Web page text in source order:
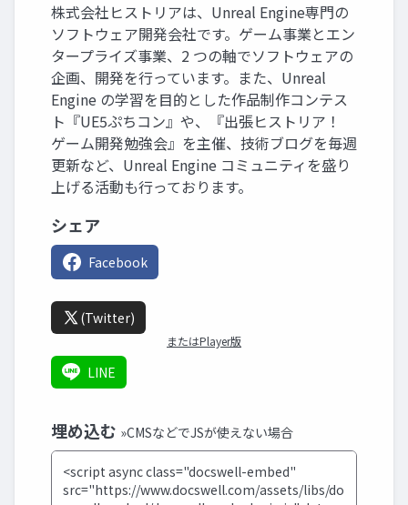
株式会社ヒストリアは、Unreal Engine専門の
ソフトウェア開発会社です。ゲーム事業とエン
タープライズ事業、2 つの軸でソフトウェアの
企画、開発を行っています。また、Unreal
Engine の学習を目的とした作品制作コンテス
ト『UE5ぷちコン』や、『出張ヒストリア！
ゲーム開発勉強会』を主催、技術ブログを毎週
更新など、Unreal Engine コミュニティを盛り
上げる活動も行っております。
シェア
Facebook
(Twitter)
またはPlayer版
LINE
埋め込む »CMSなどでJSが使えない場合